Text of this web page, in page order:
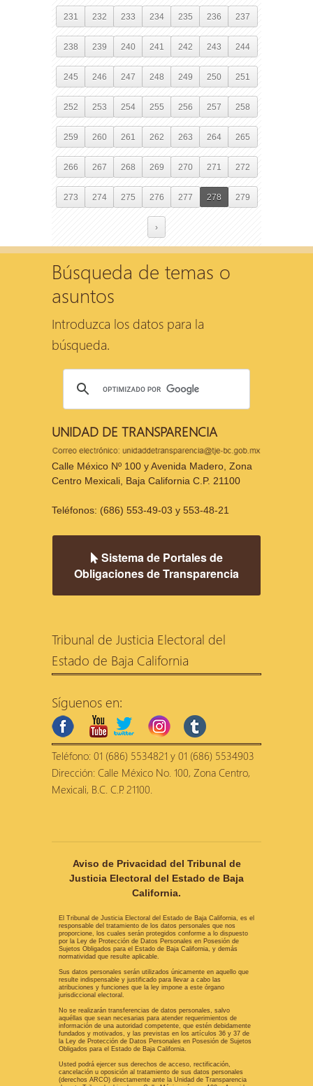
231 232 233 234 235 236 237
238 239 240 241 242 243 244
245 246 247 248 249 250 251
252 253 254 255 256 257 258
259 260 261 262 263 264 265
266 267 268 269 270 271 272
273 274 275 276 277 278 279
›
Búsqueda de temas o
asuntos
Introduzca los datos para la
búsqueda.
UNIDAD DE TRANSPARENCIA
Calle México Nº 100 y Avenida Madero, Zona
Centro Mexicali, Baja California C.P. 21100
Teléfonos: (686) 553-49-03 y 553-48-21
Sistema de Portales de
Obligaciones de Transparencia
Tribunal de Justicia Electoral del
Estado de Baja California
Síguenos en:
facebookyoutubetwitter
Teléfono: 01 (686) 5534821 y 01 (686) 5534903
Dirección: Calle México No. 100, Zona Centro,
Mexicali, B.C. C.P. 21100.
Aviso de Privacidad del Tribunal de
Justicia Electoral del Estado de Baja
California.
El Tribunal de Justicia Electoral del Estado de Baja California, es el
responsable del tratamiento de los datos personales que nos
proporcione, los cuales serán protegidos conforme a lo dispuesto
por la Ley de Protección de Datos Personales en Posesión de
Sujetos Obligados para el Estado de Baja California, y demás
normatividad que resulte aplicable.
Sus datos personales serán utilizados únicamente en aquello que
resulte indispensable y justificado para llevar a cabo las
atribuciones y funciones que la ley impone a este órgano
jurisdiccional electoral.
No se realizarán transferencias de datos personales, salvo
aquéllas que sean necesarias para atender requerimientos de
información de una autoridad competente, que estén debidamente
fundados y motivados, y las previstas en los artículos 36 y 37 de
la Ley de Protección de Datos Personales en Posesión de Sujetos
Obligados para el Estado de Baja California.
Usted podrá ejercer sus derechos de acceso, rectificación,
cancelación u oposición al tratamiento de sus datos personales
(derechos ARCO) directamente ante la Unidad de Transparencia